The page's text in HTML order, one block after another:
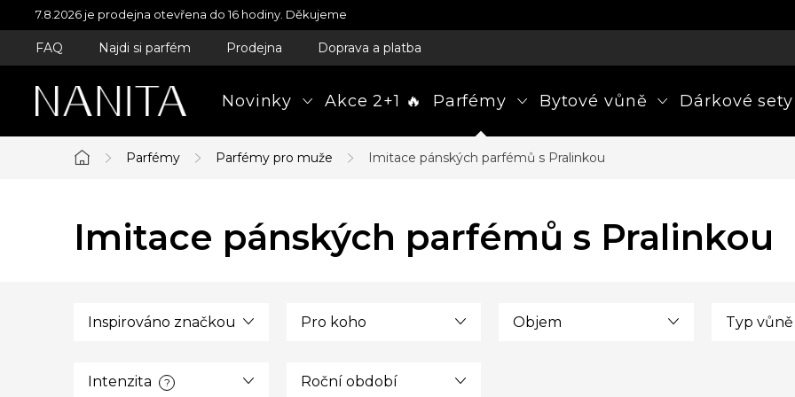
Přejít
na
obsah
7.8.2026 je prodejna otevřena do 16 hodiny. Děkujeme
FAQ Najdi si parfém Prodejna Doprava a platba
Novinky Akce 2+1 🔥 Parfémy Bytové vůně Dárkové sety
Domů
Parfémy Parfémy pro muže Imitace pánských parfémů s Pralinkou
Imitace pánských parfémů s Pralinkou
Inspirováno značkou Pro koho Objem Typ vůně
Intenzita ? Roční období